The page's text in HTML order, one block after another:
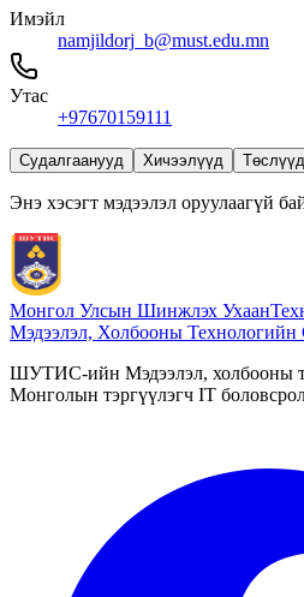
Имэйл
namjildorj_b@must.edu.mn
Утас
+97670159111
Судалгаанууд Хичээлүүд Төслүүд
Энэ хэсэгт мэдээлэл оруулаагүй
Монгол Улсын Шинжлэх Ухаан
Мэдээлэл, Холбооны Технологийн
ШУТИС-ийн Мэдээлэл, холбооны
Монголын тэргүүлэгч IT